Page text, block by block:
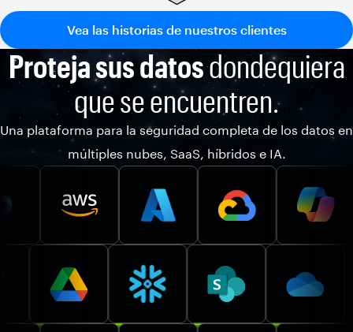
Vea las historias de nuestros clientes
Proteja sus datosdondequiera
que se encuentren.
Una plataforma para la seguridad completa de los datos en
múltiples nubes, SaaS, híbridos e IA.